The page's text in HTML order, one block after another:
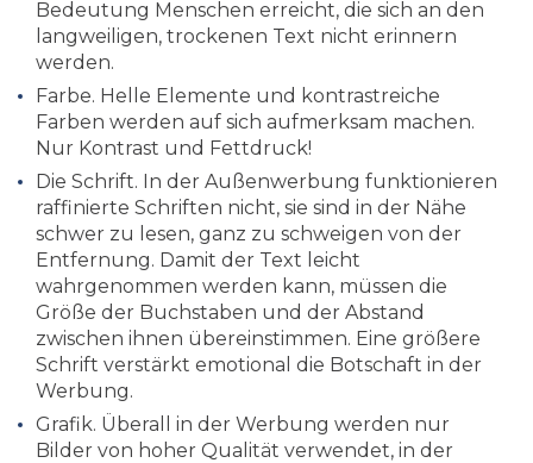
Bedeutung Menschen erreicht, die sich an den
langweiligen, trockenen Text nicht erinnern
werden.
Farbe. Helle Elemente und kontrastreiche
Farben werden auf sich aufmerksam machen.
Nur Kontrast und Fettdruck!
Die Schrift. In der Außenwerbung funktionieren
raffinierte Schriften nicht, sie sind in der Nähe
schwer zu lesen, ganz zu schweigen von der
Entfernung. Damit der Text leicht
wahrgenommen werden kann, müssen die
Größe der Buchstaben und der Abstand
zwischen ihnen übereinstimmen. Eine größere
Schrift verstärkt emotional die Botschaft in der
Werbung.
Grafik. Überall in der Werbung werden nur
Bilder von hoher Qualität verwendet, in der